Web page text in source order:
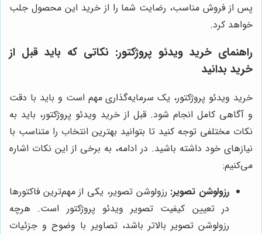
پس از فروش مناسب، رضایت شما را از خرید این محصول جلب
خواهد کرد.
راهنمای خرید ویدئو پروژکتور: نکاتی که باید قبل از
خرید بدانید
خرید ویدئو پروژکتور، یک سرمایه‌گذاری مهم است و باید با دقت
و آگاهی کامل انجام شود. قبل از خرید ویدئو پروژکتور، باید به
نکات مختلفی توجه کنید تا بتوانید بهترین انتخاب را متناسب با
نیازهای خود داشته باشید. در ادامه، به برخی از این نکات اشاره
می‌کنیم:
رزولوشن تصویر: رزولوشن تصویر، یکی از مهم‌ترین فاکتورها
در تعیین کیفیت تصویر ویدئو پروژکتور است. هرچه
رزولوشن تصویر بالاتر باشد، تصاویر با وضوح و جزئیات